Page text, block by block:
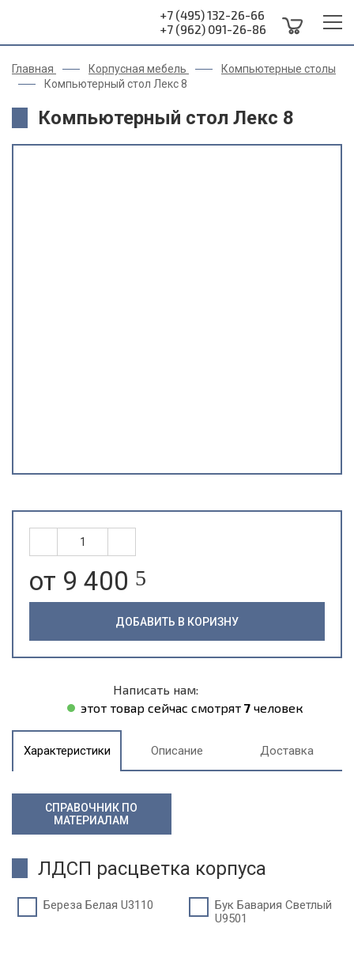
+7 (495) 132-26-66
+7 (962) 091-26-86
Главная Корпусная мебель
Компьютерные столы
Компьютерный стол Лекс 8
Компьютерный стол Лекс 8
от 9 400 5
ДОБАВИТЬ В КОРИЗНУ
Написать нам:
этот товар сейчас смотрят 7человек
Характеристики Описание Доставка
СПРАВОЧНИК ПО
МАТЕРИАЛАМ
ЛДСП расцветка корпуса
Береза Белая U3110
Бук Бавария Светлый
U9501